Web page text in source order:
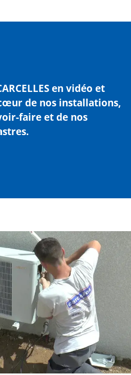
en vidéo et
de nos installations,
faire et de nos
.